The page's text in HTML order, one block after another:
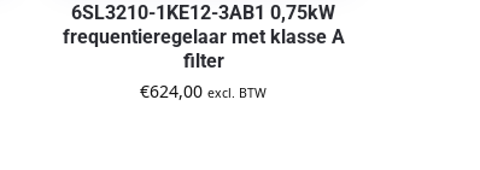
6SL3210-1KE12-3AB1 0,75kW
frequentieregelaar met klasse A
filter
€624,00 excl. BTW